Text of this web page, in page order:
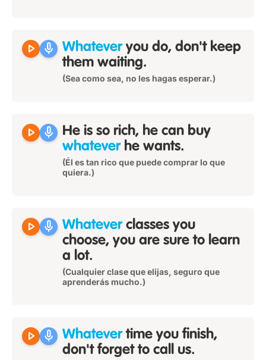
play_arrow mic Whateveryou do, don't keep
them waiting.
(Sea como sea, no les hagas esperar.)
play_arrow mic He is so rich, he can buy
whateverhe wants.
(Él es tan rico que puede comprar lo que
quiera.)
play_arrow mic Whateverclasses you
choose, you are sure to learn
a lot.
(Cualquier clase que elijas, seguro que
aprenderás mucho.)
play_arrow mic Whatevertime you finish,
don't forget to call us.